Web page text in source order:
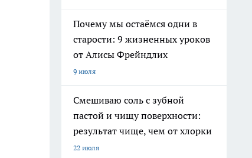
Почему мы остаёмся одни в
старости: 9 жизненных уроков
от Алисы Фрейндлих
9 июля
Смешиваю соль с зубной
пастой и чищу поверхности:
результат чище, чем от хлорки
22 июля